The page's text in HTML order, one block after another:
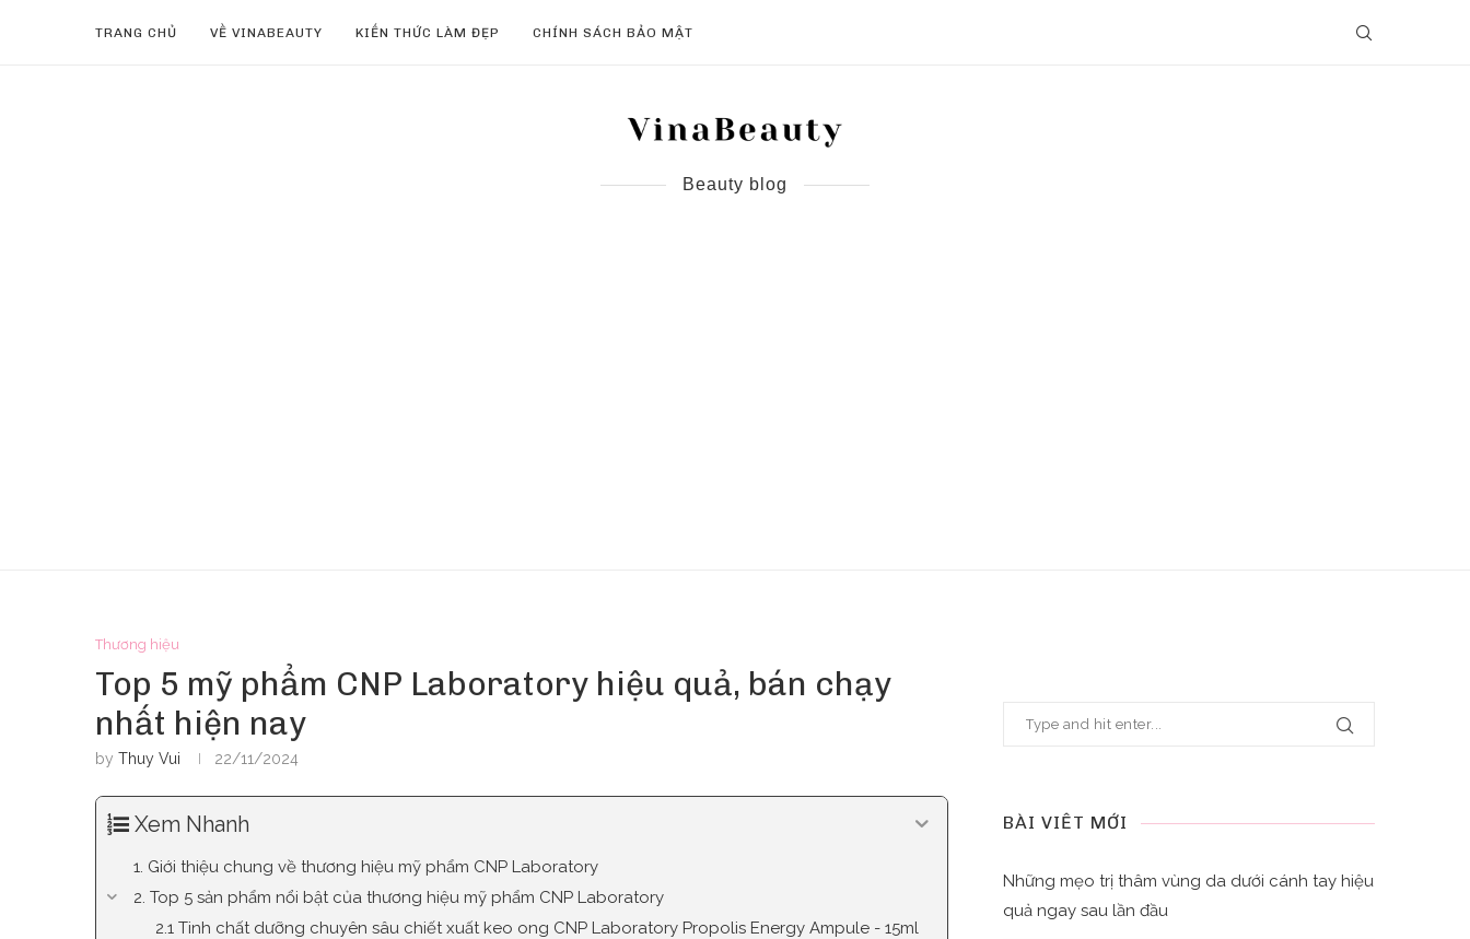
TRANG CHỦ VỀ VINABEAUTY KIẾN THỨC LÀM ĐẸP CHÍNH SÁCH BẢO MẬT
Beauty blog
Thương hiệu
Top 5 mỹ phẩm CNP Laboratory hiệu quả, bán chạy
nhất hiện nay
by Thuy Vui 22/11/2024
Xem Nhanh
1. Giới thiệu chung về thương hiệu mỹ phẩm CNP Laboratory
2. Top 5 sản phẩm nổi bật của thương hiệu mỹ phẩm CNP Laboratory
2.1 Tinh chất dưỡng chuyên sâu chiết xuất keo ong CNP Laboratory Propolis Energy Ampule - 15ml
BÀI VIẾT MỚI
Những mẹo trị thâm vùng da dưới cánh tay hiệu
quả ngay sau lần đầu